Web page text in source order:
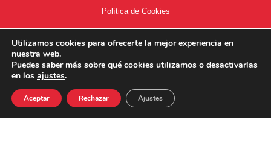
Política de Cookies
34667504662
Utilizamos cookies para ofrecerte la mejor experiencia en
nuestra web.
Puedes saber más sobre qué cookies utilizamos o desactivarlas
en los ajustes.
Aceptar Rechazar Ajustes